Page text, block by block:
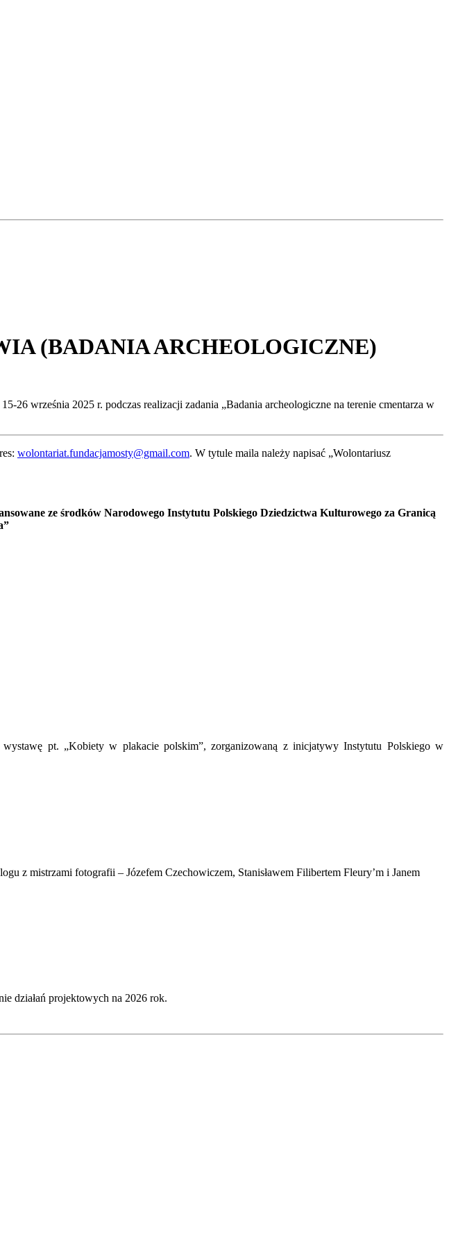
(BADANIA ARCHEOLOGICZNE)
września 2025 r. podczas realizacji zadania „Badania archeologiczne na terenie cmentarza w
wolontariat.fundacjamosty@gmail.com. W tytule maila należy napisać „Wolontariusz
ze środków Narodowego Instytutu Polskiego Dziedzictwa Kulturowego za Granicą
pt. „Kobiety w plakacie polskim”, zorganizowaną z inicjatywy Instytutu Polskiego w
z mistrzami fotografii – Józefem Czechowiczem, Stanisławem Filibertem Fleury’m i Janem
działań projektowych na 2026 rok.